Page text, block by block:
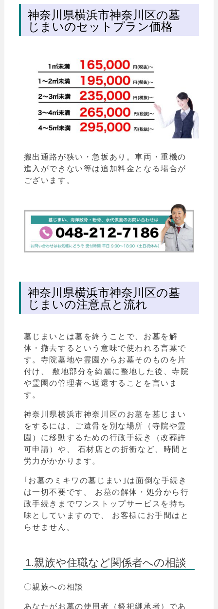
神奈川県横浜市神奈川区の墓
じまいのセットプラン価格
搬出通路が狭い・急坂あり。車両・重機の
進入ができない等は追加料金となる場合が
ございます。
神奈川県横浜市神奈川区の墓
じまいの注意点と流れ
墓じまいとは墓を終うことで、お墓を解
体・撤去するという意味で使われる言葉で
す。寺院墓地や霊園からお墓そのものを片
付け、 敷地部分を綺麗に整地した後、寺院
や霊園の管理者へ返還することを言いま
す。
神奈川県横浜市神奈川区のお墓を墓じまい
をするには、ご遺骨を別な場所（寺院や霊
園）に移動するための行政手続き（改葬許
可申請）や、 石材店との折衝など、時間と
労力がかかります。
｢お墓のミキワの墓じまい｣は面倒な手続き
は一切不要です。 お墓の解体・処分から行
政手続きまでワンストップサービスを持ち
味としていますので、 お客様にお手間はと
らせません。
1.親族や住職など関係者への相談
〇親族への相談
あなたがお墓の使用者（祭祀継承者）であ